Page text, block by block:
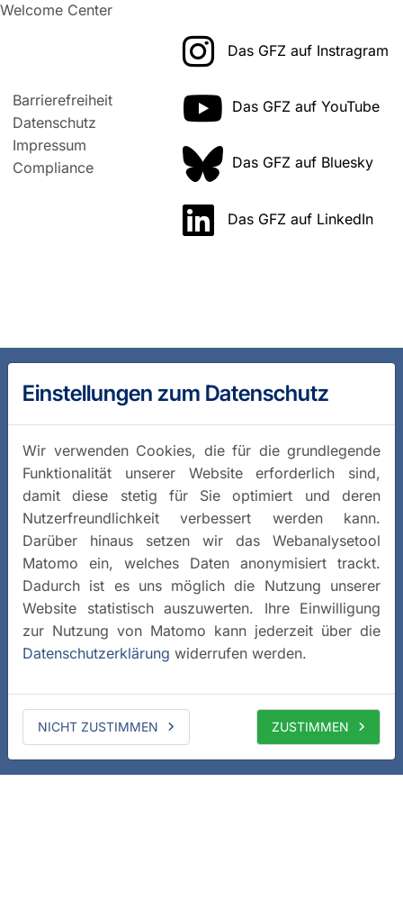
Welcome Center
Barrierefreiheit
Datenschutz
Impressum
Compliance
Das GFZ auf Instragram
Das GFZ auf YouTube
Das GFZ auf Bluesky
Das GFZ auf LinkedIn
Einstellungen zum Datenschutz
Wir verwenden Cookies, die für die grundlegende
Funktionalität unserer Website erforderlich sind,
damit diese stetig für Sie optimiert und deren
Nutzerfreundlichkeit verbessert werden kann.
Darüber hinaus setzen wir das Webanalysetool
Matomo ein, welches Daten anonymisiert trackt.
Dadurch ist es uns möglich die Nutzung unserer
Website statistisch auszuwerten. Ihre Einwilligung
zur Nutzung von Matomo kann jederzeit über die
Datenschutzerklärung widerrufen werden.
NICHT ZUSTIMMEN ZUSTIMMEN